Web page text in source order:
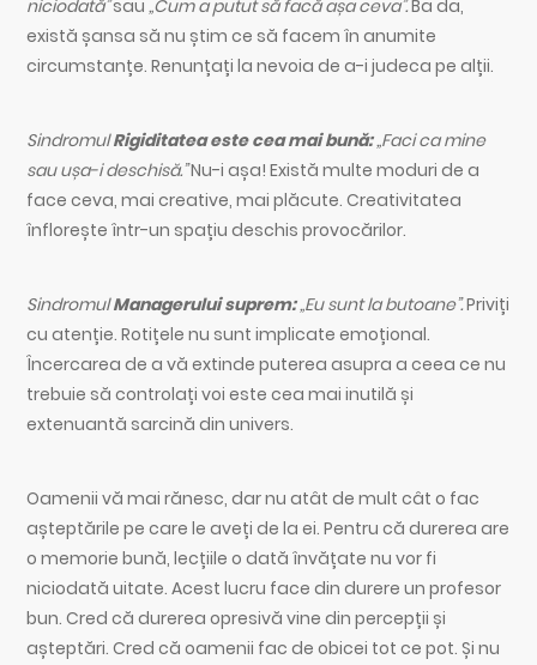
niciodată”sau„Cum a putut să facă așa ceva”.Ba da,
există șansa să nu știm ce să facem în anumite
circumstanțe. Renunțați la nevoia de a-i judeca pe alții.
SindromulRigiditatea este cea mai bună:„Faci ca mine
sau ușa-i deschisă.”Nu-i așa! Există multe moduri de a
face ceva, mai creative, mai plăcute. Creativitatea
înflorește într-un spațiu deschis provocărilor.
SindromulManagerului suprem:„Eu sunt la butoane”.Priviți
cu atenție. Rotițele nu sunt implicate emoțional.
Încercarea de a vă extinde puterea asupra a ceea ce nu
trebuie să controlați voi este cea mai inutilă și
extenuantă sarcină din univers.
Oamenii vă mai rănesc, dar nu atât de mult cât o fac
așteptările pe care le aveți de la ei. Pentru că durerea are
o memorie bună, lecțiile o dată învățate nu vor fi
niciodată uitate. Acest lucru face din durere un profesor
bun. Cred că durerea opresivă vine din percepții și
așteptări. Cred că oamenii fac de obicei tot ce pot. Și nu